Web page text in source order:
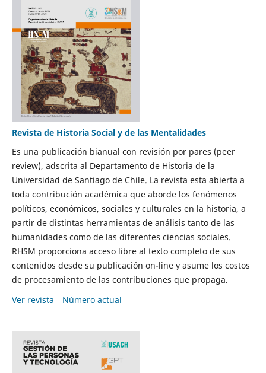
Revista de Historia Social y de las Mentalidades
Es una publicación bianual con revisión por pares (peer
review), adscrita al Departamento de Historia de la
Universidad de Santiago de Chile. La revista esta abierta a
toda contribución académica que aborde los fenómenos
políticos, económicos, sociales y culturales en la historia, a
partir de distintas herramientas de análisis tanto de las
humanidades como de las diferentes ciencias sociales.
RHSM proporciona acceso libre al texto completo de sus
contenidos desde su publicación on-line y asume los costos
de procesamiento de las contribuciones que propaga.
Ver revista
Número actual